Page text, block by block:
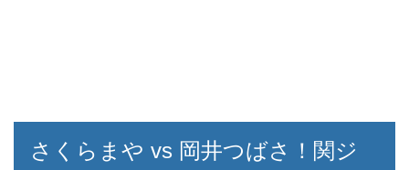
さくらまや vs 岡井つばさ！関ジ